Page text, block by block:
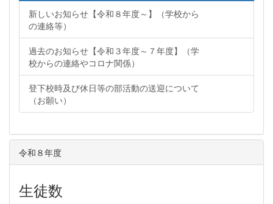
新しいお知らせ【令和８年度～】（学校から
の連絡等）
過去のお知らせ【令和３年度～７年度】（学
校からの連絡やコロナ関係）
登下校時及び休日等の部活動の送迎について
（お願い）
令和８年度
生徒数